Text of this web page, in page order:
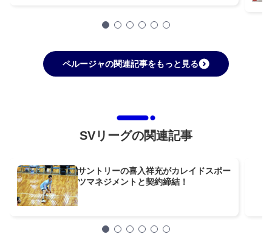
ペルージャの関連記事をもっと見る
SVリーグの関連記事
サントリーの喜入祥充がカレイドスポー
ツマネジメントと契約締結！